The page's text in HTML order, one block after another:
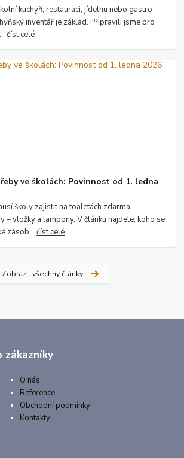
kuchyň, restauraci, jídelnu nebo gastro
inventář je základ. Připravili jsme pro
číst celé
ve školách: Povinnost od 1. ledna
školy zajistit na toaletách zdarma
– vložky a tampony. V článku najdete, koho se
zásob...číst celé
Zobrazit všechny články
zákazníky
O nás
Reference
Obchodní podmínky
Kontakty